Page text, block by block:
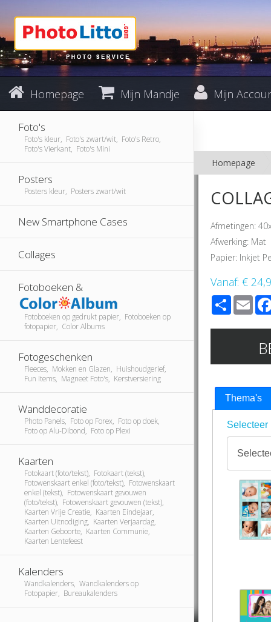
Homepage Mijn Mandje Mijn
Foto's
Foto's kleur, Foto's zwart/wit, Foto's Retro,
Foto's Vierkant, Foto's Mini
Posters
Posters kleur, Posters zwart/wit
New Smartphone Cases
Collages
Fotoboeken &
Fotoboeken op gedrukt papier, Fotoboeken op
fotopapier, Color Albums
Fotogeschenken
Fleeces, Mokken en Glazen, Huishoudgerief,
Fun Items, Magneet Foto's, Kerstversiering
Wanddecoratie
Photo Panels, Foto op Forex, Foto op doek,
Foto op Alu-Dibond, Foto op Plexi
Kaarten
Fotokaart (foto/tekst), Fotokaart (tekst),
Fotowenskaart enkel (foto/tekst), Fotowenskaart
enkel (tekst), Fotowenskaart gevouwen
(foto/tekst), Fotowenskaart gevouwen (tekst),
Kaarten Vrije Creatie, Kaarten Eindejaar,
Kaarten Uitnodiging, Kaarten Verjaardag,
Kaarten Geboorte, Kaarten Communie,
Kaarten Lentefeest
Kalenders
Wandkalenders, Wandkalenders op
Fotopapier, Bureaukalenders
Homepage
Afmetingen:
Afwerking: Mat
Papier: Inkjet
Vanaf:€
Share
Thema's
Selecteer